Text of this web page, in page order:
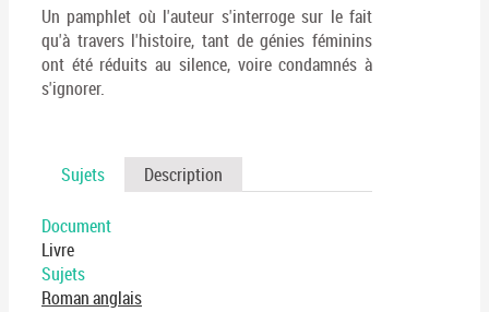
Un pamphlet où l'auteur s'interroge sur le fait
qu'à travers l'histoire, tant de génies féminins
ont été réduits au silence, voire condamnés à
s'ignorer.
Sujets Description
Document
Livre
Sujets
Roman anglais